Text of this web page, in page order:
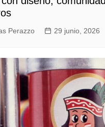
Perazzo 29 junio, 2026